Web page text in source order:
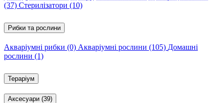
(37) Стерилізатори (10)
Рибки та рослини
Акваріумні рибки (0) Акваріумні рослини (105) Домашні
рослини (1)
Тераріум
Аксесуари (39)